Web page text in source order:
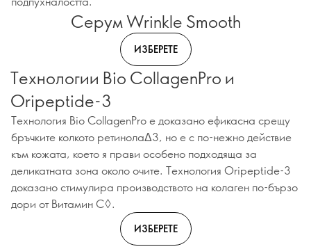
Серум Wrinkle Smooth
ИЗБЕРЕТЕ
Технологии Bio CollagenPro и
Oripeptide-3
Технология Bio CollagenPro е доказано ефикасна срещу
бръчките колкото ретинолаΔ3, но е с по-нежно действие
към кожата, което я прави особено подходяща за
деликатната зона около очите. Технология Oripeptide-3
доказано стимулира производството на колаген по-бързо
дори от Витамин C◊.
ИЗБЕРЕТЕ